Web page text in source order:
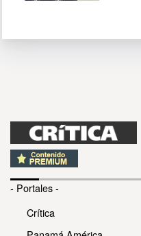
- Portales -
Crítica